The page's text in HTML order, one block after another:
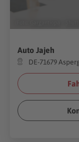
Auto Jajeh
DE-71679